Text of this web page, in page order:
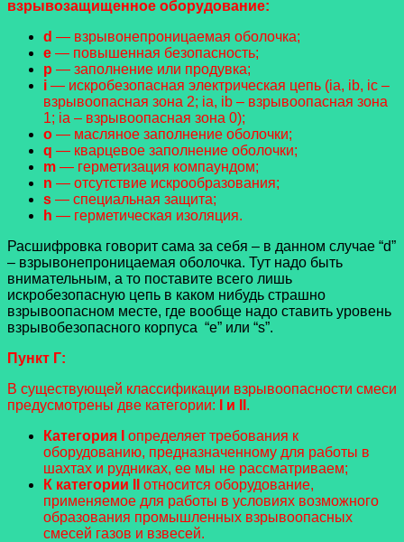
взрывозащищенное оборудование:
d — взрывонепроницаемая оболочка;
е — повышенная безопасность;
р — заполнение или продувка;
i — искробезопасная электрическая цепь (ia, ib, ic –
взрывоопасная зона 2; ia, ib – взрывоопасная зона
1; ia – взрывоопасная зона 0);
о — масляное заполнение оболочки;
q — кварцевое заполнение оболочки;
m — герметизация компаундом;
n — отсутствие искрообразования;
s — специальная защита;
h — герметическая изоляция.
Расшифровка говорит сама за себя – в данном случае “d”
– взрывонепроницаемая оболочка. Тут надо быть
внимательным, а то поставите всего лишь
искробезопасную цепь в каком нибудь страшно
взрывоопасном месте, где вообще надо ставить уровень
взрывобезопасного корпуса “е” или “s”.
Пункт Г:
В существующей классификации взрывоопасности смеси
предусмотрены две категории:
I и II .
Категория I
определяет требования к
оборудованию, предназначенному для работы в
шахтах и рудниках, ее мы не рассматриваем;
К категории II
относится оборудование,
применяемое для работы в условиях возможного
образования промышленных взрывоопасных
смесей газов и взвесей.